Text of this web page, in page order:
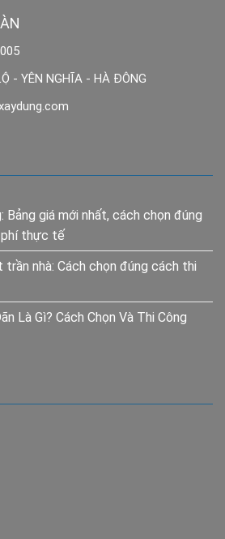
- YÊN NGHĨA - HÀ ĐÔNG
Bảng giá mới nhất, cách chọn đúng
phí thực tế
trần nhà: Cách chọn đúng cách thi
Là Gì? Cách Chọn Và Thi Công